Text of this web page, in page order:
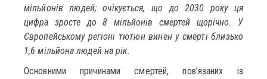
мільйонів людей; очікується, що до 2030 року ця
цифра зросте до 8 мільйонів смертей щорічно. У
Європейському регіоні тютюн винен у смерті близько
1,6 мільйона людей на рік.
Основними причинами смертей, пов’язаних із